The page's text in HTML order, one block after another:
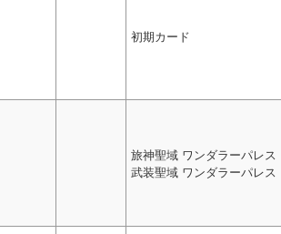
初期カード
旅神聖域 ワンダラーパレス
武装聖域 ワンダラーパレス